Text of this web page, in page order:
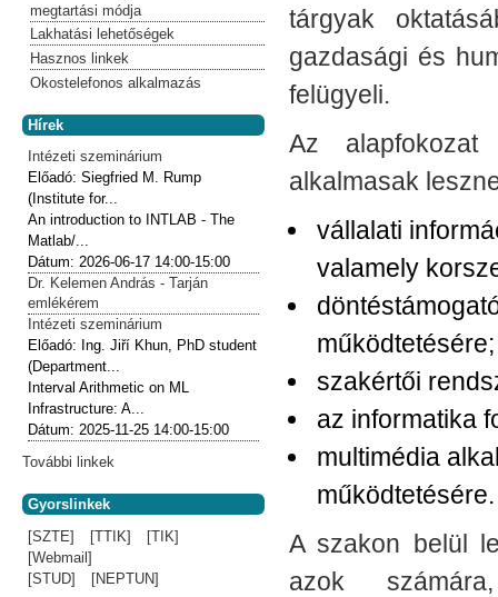
tárgyak
gazdasági és
felügyeli.
Az alapfokozat
alkalmasak
vállalati
valamely
működtetésére;
szakértői
az informatika
multimédia
működtetésére.
A szakon belül
azok
megtartási módja
Lakhatási lehetőségek
Hasznos linkek
Okostelefonos alkalmazás
Hírek
Intézeti szeminárium
Előadó:Siegfried M. Rump
(Institute for...
An introduction to INTLAB - The
Matlab/...
Dátum:2026-06-17 14:00-15:00
Dr. Kelemen András - Tarján
emlékérem
Intézeti szeminárium
Előadó: Ing. Jiří Khun, PhD student
(Department...
Interval Arithmetic on ML
Infrastructure: A...
Dátum:2025-11-25 14:00-15:00
További linkek
Gyorslinkek
[SZTE]
[TTIK]
[TIK]
[Webmail]
[STUD]
[NEPTUN]